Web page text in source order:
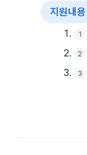
지원내용